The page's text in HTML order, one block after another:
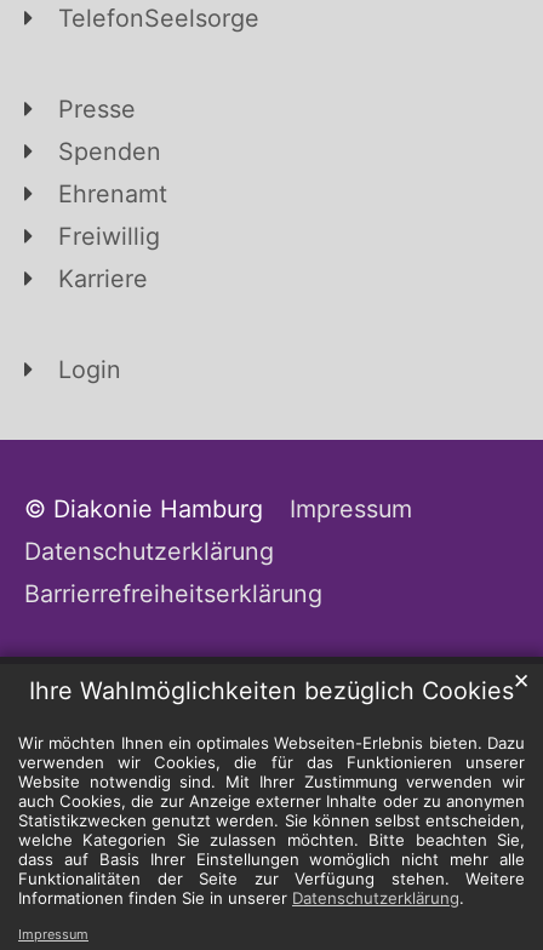
Ihre Wahlmöglichkeiten bezüglich Cookies
Wir möchten Ihnen ein optimales Webseiten-Erlebnis bieten. Dazu
verwenden wir Cookies, die für das Funktionieren unserer
Website notwendig sind. Mit Ihrer Zustimmung verwenden wir
auch Cookies, die zur Anzeige externer Inhalte oder zu anonymen
Statistikzwecken genutzt werden. Sie können selbst entscheiden,
welche Kategorien Sie zulassen möchten. Bitte beachten Sie,
dass auf Basis Ihrer Einstellungen womöglich nicht mehr alle
Funktionalitäten der Seite zur Verfügung stehen. Weitere
Informationen finden Sie in unserer Datenschutzerklärung.
✕
Impressum
TelefonSeelsorge
Presse
Spenden
Ehrenamt
Freiwillig
Karriere
Login
© Diakonie Hamburg
Impressum
Datenschutzerklärung
Barrierrefreiheitserklärung